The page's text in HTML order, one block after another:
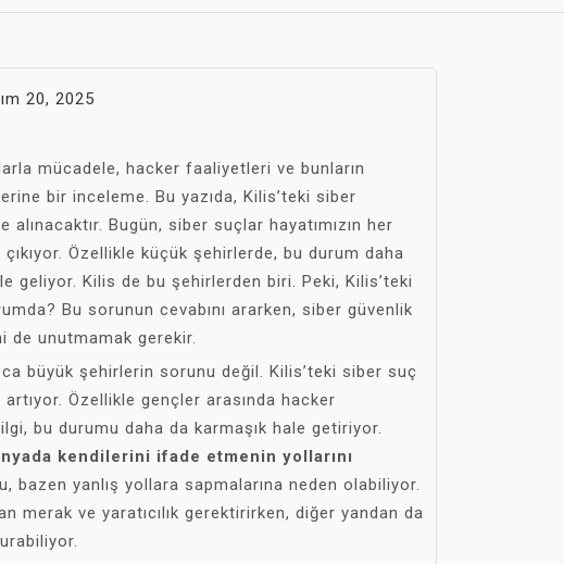
20, 2025
mücadele, hacker faaliyetleri ve bunların
bir inceleme. Bu yazıda, Kilis’teki siber
alınacaktır. Bugün, siber suçlar hayatımızın her
çıkıyor. Özellikle küçük şehirlerde, bu durum daha
geliyor. Kilis de bu şehirlerden biri. Peki, Kilis’teki
Bu sorunun cevabını ararken, siber güvenlik
de unutmamak gerekir.
büyük şehirlerin sorunu değil. Kilis’teki siber suç
Özellikle gençler arasında hacker
bu durumu daha da karmaşık hale getiriyor.
kendilerini ifade etmenin yollarını
bazen yanlış yollara sapmalarına neden olabiliyor.
merak ve yaratıcılık gerektirirken, diğer yandan da